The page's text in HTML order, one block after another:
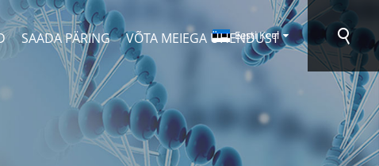
SAADA PÄRING VÕTA MEIEGA ÜHENDUST
Eesti Keel